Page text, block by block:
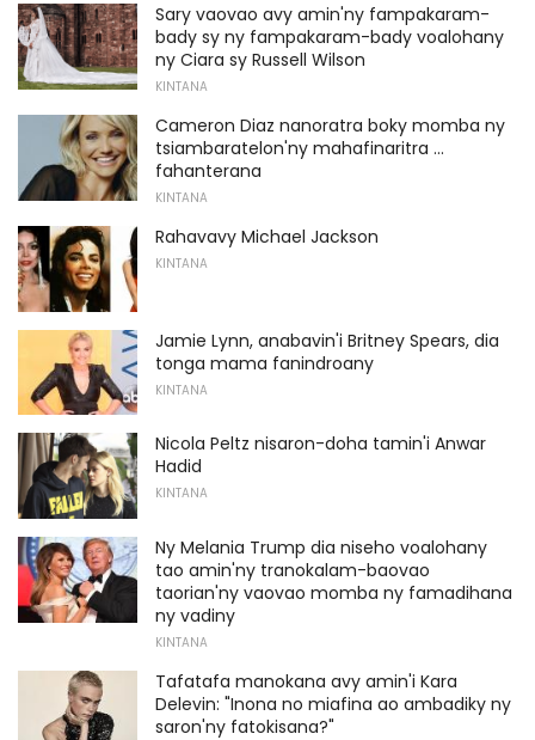
Sary vaovao avy amin'ny fampakaram-
bady sy ny fampakaram-bady voalohany
ny Ciara sy Russell Wilson
KINTANA
Cameron Diaz nanoratra boky momba ny
tsiambaratelon'ny mahafinaritra ...
fahanterana
KINTANA
Rahavavy Michael Jackson
KINTANA
Jamie Lynn, anabavin'i Britney Spears, dia
tonga mama fanindroany
KINTANA
Nicola Peltz nisaron-doha tamin'i Anwar
Hadid
KINTANA
Ny Melania Trump dia niseho voalohany
tao amin'ny tranokalam-baovao
taorian'ny vaovao momba ny famadihana
ny vadiny
KINTANA
Tafatafa manokana avy amin'i Kara
Delevin: "Inona no miafina ao ambadiky ny
saron'ny fatokisana?"